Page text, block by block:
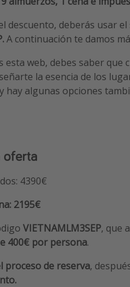
descuento, deberás usar
A continuación te damos
esta web, debes saber que
la esencia de los
hay algunas opciones
oferta
4390€
2195€
VIETNAMLM3SEP, que
400€ por persona.
proceso de reserva,